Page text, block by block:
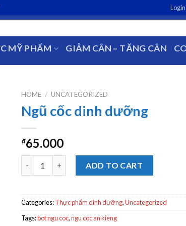
Login
MỸ PHẨM GIẢM CÂN – TĂNG CÂN
HOME / UNCATEGORIZED
Ngũ cốc dinh dưỡng
₫65.000
ADD TO CART
Categories:Thực phẩm dinh dưỡng,Uncategorized
Tags:bot ngu coc,ngu coc an kieng